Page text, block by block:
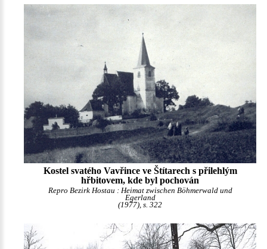
Kostel svatého Vavřince ve Štítarech s přilehlým
hřbitovem, kde byl pochován
Repro Bezirk Hostau : Heimat zwischen Böhmerwald und
Egerland
(1977), s. 322